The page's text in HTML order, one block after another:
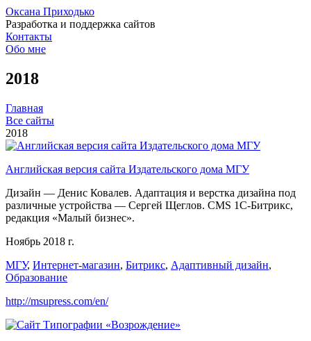
Оксана Приходько
Разработка и поддержка сайтов
Контакты
Обо мне
2018
Главная
Все сайты
2018
Английская версия сайта Издательского дома МГУ
Дизайн — Денис Ковалев. Адаптация и верстка дизайна под
различные устройства — Сергей Щеглов. CMS 1С-Битрикс,
редакция «Малый бизнес».
Ноябрь 2018 г.
МГУ, Интернет-магазин, Битрикс, Адаптивный дизайн,
Образование
http://msupress.com/en/